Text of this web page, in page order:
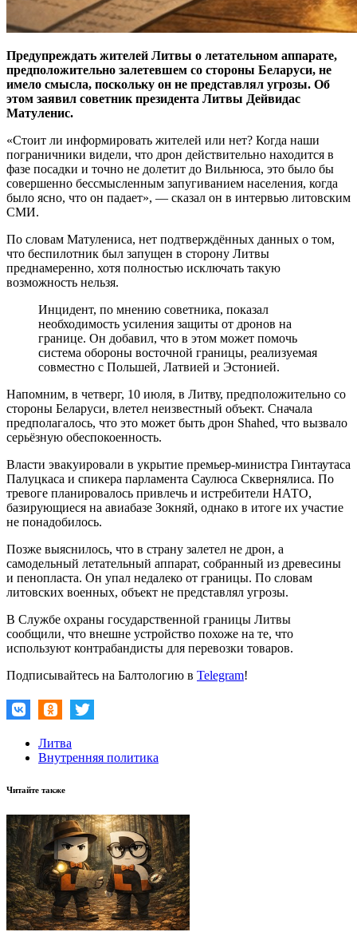
Предупреждать жителей Литвы о летательном аппарате,
предположительно залетевшем со стороны Беларуси, не
имело смысла, поскольку он не представлял угрозы. Об
этом заявил советник президента Литвы Дейвидас
Матуленис.
«Стоит ли информировать жителей или нет? Когда наши
пограничники видели, что дрон действительно находится в
фазе посадки и точно не долетит до Вильнюса, это было бы
совершенно бессмысленным запугиванием населения, когда
было ясно, что он падает», — сказал он в интервью литовским
СМИ.
По словам Матулениса, нет подтверждённых данных о том,
что беспилотник был запущен в сторону Литвы
преднамеренно, хотя полностью исключать такую
возможность нельзя.
Инцидент, по мнению советника, показал
необходимость усиления защиты от дронов на
границе. Он добавил, что в этом может помочь
система обороны восточной границы, реализуемая
совместно с Польшей, Латвией и Эстонией.
Напомним, в четверг, 10 июля, в Литву, предположительно со
стороны Беларуси, влетел неизвестный объект. Сначала
предполагалось, что это может быть дрон Shahed, что вызвало
серьёзную обеспокоенность.
Власти эвакуировали в укрытие премьер-министра Гинтаутаса
Палуцкаса и спикера парламента Саулюса Сквернялиса. По
тревоге планировалось привлечь и истребители НАТО,
базирующиеся на авиабазе Зокняй, однако в итоге их участие
не понадобилось.
Позже выяснилось, что в страну залетел не дрон, а
самодельный летательный аппарат, собранный из древесины
и пенопласта. Он упал недалеко от границы. По словам
литовских военных, объект не представлял угрозы.
В Службе охраны государственной границы Литвы
сообщили, что внешне устройство похоже на те, что
используют контрабандисты для перевозки товаров.
Подписывайтесь на Балтологию в Telegram!
Литва
Внутренняя политика
Читайте также